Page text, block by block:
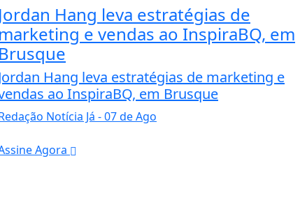
Jordan Hang leva estratégias de
marketing e vendas ao InspiraBQ, em
Brusque
Hang leva estratégias de marketing e
ao InspiraBQ, em Brusque
Notícia Já - 07 de Ago
Agora
que você